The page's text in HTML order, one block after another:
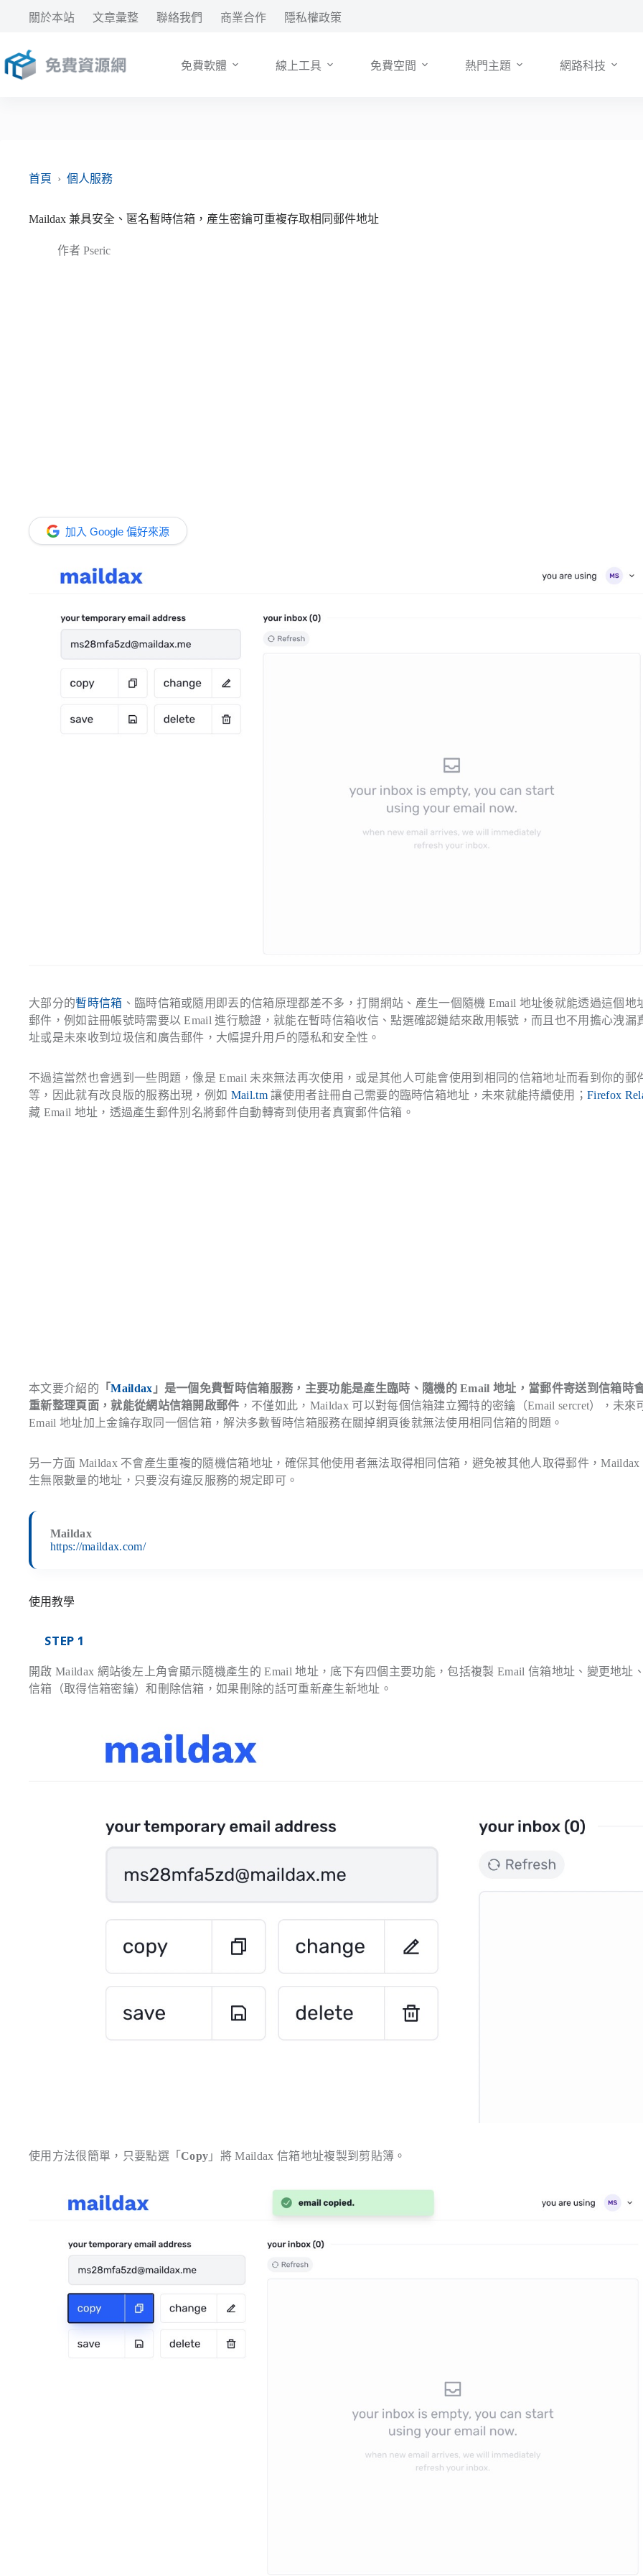
要
內
關於本站 文章彙整 聯絡我們 商業合作 隱私權政策
免費軟體 線上工具 免費空間 熱門主題 網路科技
首頁 › 個人服務
Maildax 兼具安全、匿名暫時信箱，產生密鑰可重複存取相同郵件地址
作者 Pseric
加入 Google 偏好來源
大部分的暫時信箱 、臨時信箱或隨用即丟的信箱原理都差不多，打開網站、產生一個隨機 Email 地址後就能透過這個地
郵件，例如註冊帳號時需要以 Email 進行驗證，就能在暫時信箱收信、點選確認鏈結來啟用帳號，而且也不用擔心洩漏
址或是未來收到垃圾信和廣告郵件，大幅提升用戶的隱私和安全性。
不過這當然也會遇到一些問題，像是 Email 未來無法再次使用，或是其他人可能會使用到相同的信箱地址而看到你的郵
等，因此就有改良版的服務出現，例如 Mail.tm 讓使用者註冊自己需要的臨時信箱地址，未來就能持續使用； Firefox
藏 Email 地址，透過產生郵件別名將郵件自動轉寄到使用者真實郵件信箱。
本文要介紹的 「Maildax 」是一個免費暫時信箱服務，主要功能是產生臨時、隨機的 Email 地址，當郵件寄送到信箱時
重新整理頁面，就能從網站信箱開啟郵件 ，不僅如此，Maildax 可以對每個信箱建立獨特的密鑰（Email sercret），未來
Email 地址加上金鑰存取同一個信箱，解決多數暫時信箱服務在關掉網頁後就無法使用相同信箱的問題。
另一方面 Maildax 不會產生重複的隨機信箱地址，確保其他使用者無法取得相同信箱，避免被其他人取得郵件，Maildax
生無限數量的地址，只要沒有違反服務的規定即可。
Maildax
https://maildax.com/
使用教學
STEP 1
開啟 Maildax 網站後左上角會顯示隨機產生的 Email 地址，底下有四個主要功能，包括複製 Email 信箱地址、變更地址
信箱（取得信箱密鑰）和刪除信箱，如果刪除的話可重新產生新地址。
使用方法很簡單，只要點選「Copy 」將 Maildax 信箱地址複製到剪貼簿。